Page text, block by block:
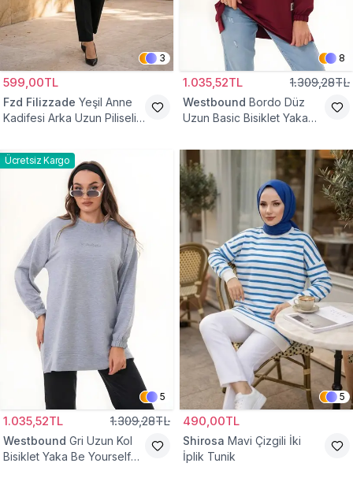
3
599,00TL
Fzd Filizzade Yeşil Anne
Kadifesi Arka Uzun Piliseli
8
1.035,52TL 1.309,28TL
Westbound Bordo Düz
Uzun Basic Bisiklet Yaka
Ücretsiz Kargo
5
1.035,52TL 1.309,28TL
Westbound Gri Uzun Kol
Bisiklet Yaka Be Yourself
5
490,00TL
Shirosa Mavi Çizgili İki
İplik Tunik